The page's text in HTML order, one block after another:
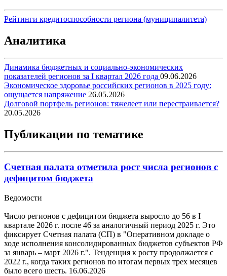
Рейтинги кредитоспособности региона (муниципалитета)
Аналитика
Динамика бюджетных и социально-экономических
показателей регионов за I квартал 2026 года 09.06.2026
Экономическое здоровье российских регионов в 2025 году:
ощущается напряжение 26.05.2026
Долговой портфель регионов: тяжелеет или перестраивается?
20.05.2026
Публикации по тематике
Счетная палата отметила рост числа регионов с
дефицитом бюджета
Ведомости
Число регионов с дефицитом бюджета выросло до 56 в I
квартале 2026 г. после 46 за аналогичный период 2025 г. Это
фиксирует Счетная палата (СП) в "Оперативном докладе о
ходе исполнения консолидированных бюджетов субъектов РФ
за январь – март 2026 г.". Тенденция к росту продолжается с
2022 г., когда таких регионов по итогам первых трех месяцев
было всего шесть. 16.06.2026